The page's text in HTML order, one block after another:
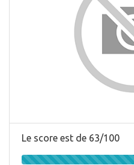
Le score est de 63/100